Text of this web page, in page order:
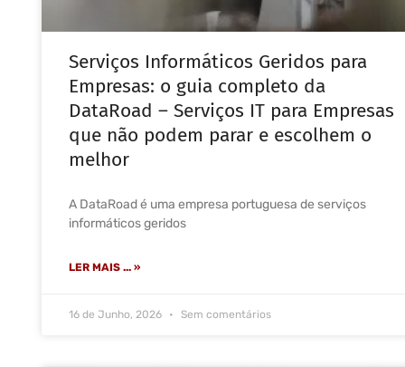
Serviços Informáticos Geridos para
Empresas: o guia completo da
DataRoad – Serviços IT para Empresas
que não podem parar e escolhem o
melhor
A DataRoad é uma empresa portuguesa de serviços
informáticos geridos
LER MAIS ... »
16 de Junho, 2026 Sem comentários